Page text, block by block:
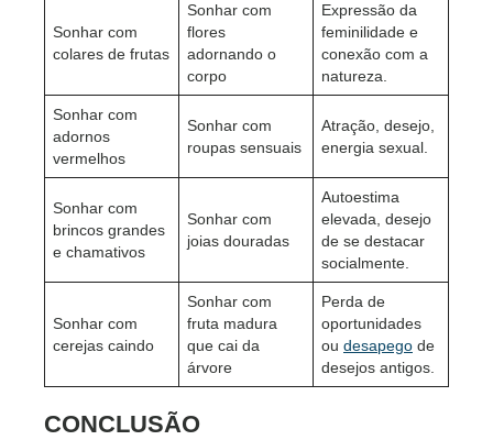
Sonhar com
colares de frutas
Sonhar com
flores
adornando o
corpo
Expressão da
feminilidade e
conexão com a
natureza.
Sonhar com
adornos
vermelhos
Sonhar com
roupas sensuais
Atração, desejo,
energia sexual.
Sonhar com
brincos grandes
e chamativos
Sonhar com
joias douradas
Autoestima
elevada, desejo
de se destacar
socialmente.
Sonhar com
cerejas caindo
Sonhar com
fruta madura
que cai da
árvore
Perda de
oportunidades
ou desapego de
desejos antigos.
CONCLUSÃO